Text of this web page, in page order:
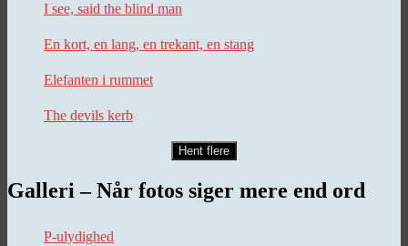
I see, said the blind man
En kort, en lang, en trekant, en stang
Elefanten i rummet
The devils kerb
Hent flere
Galleri – Når fotos siger mere end ord
P-ulydighed